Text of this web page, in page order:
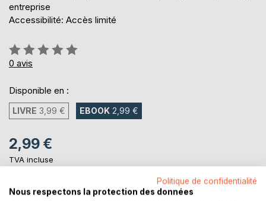
entreprise
Accessibilité: Accès limité
Évaluation:
0%
0 avis
Disponible en :
LIVRE 3,99 € EBOOK 2,99 €
2,99 €
TVA incluse
Politique de confidentialité
Nous respectons la protection des données